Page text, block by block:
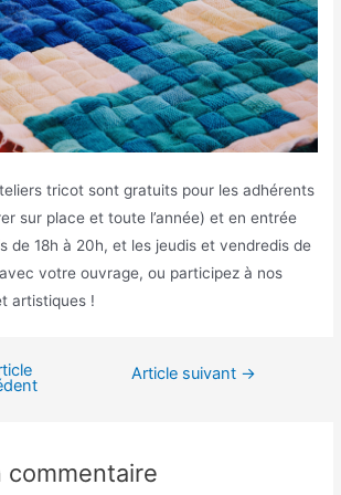
tricot sont gratuits pour les adhérents
sur place et toute l’année) et en entrée
de 18h à 20h, et les jeudis et vendredis de
votre ouvrage, ou participez à nos
artistiques !
Article suivant →
commentaire